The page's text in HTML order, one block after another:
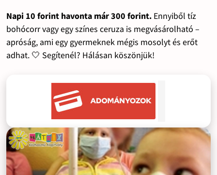
Napi 10 forint havonta már 300 forint.Ennyiből tíz
bohócorr vagy egy színes ceruza is megvásárolható –
apróság, ami egy gyermeknek mégis mosolyt és erőt
adhat. 🤍 Segítenél? Hálásan köszönjük!